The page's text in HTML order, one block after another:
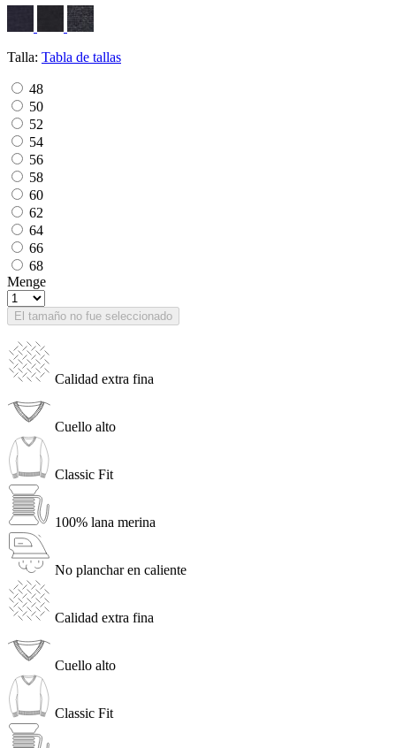
Talla: Tabla de tallas
48
50
52
54
56
58
60
62
64
66
68
Menge
El tamaño no fue seleccionado
Calidad extra fina
Cuello alto
Classic Fit
100% lana merina
No planchar en caliente
Calidad extra fina
Cuello alto
Classic Fit